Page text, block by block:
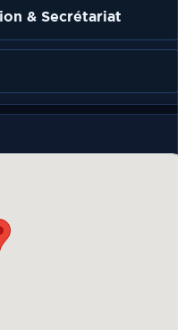
& Secrétariat